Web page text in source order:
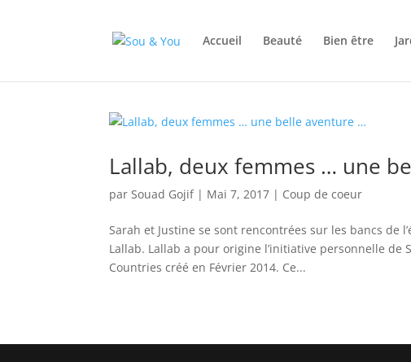
Accueil Beauté Bien être
Lallab, deux femmes … une
parSouad Gojif| Mai 7, 2017 | Coup de coeur
Sarah et Justine se sont rencontrées sur les bancs de
Lallab. Lallab a pour origine l’initiative personnelle de
Countries créé en Février 2014. Ce...